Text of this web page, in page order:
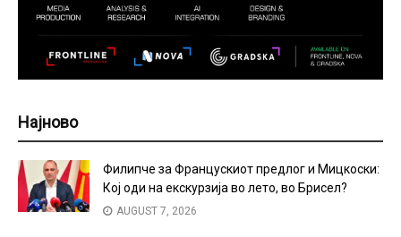
Најново
Филипче за Францускиот предлог и Мицкоски:
Кој оди на екскурзија во лето, во Брисел?
AUGUST 7, 2026